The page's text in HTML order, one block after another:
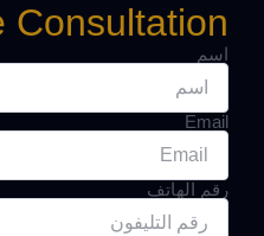
Consultation
اسم
Email
رقم الهاتف